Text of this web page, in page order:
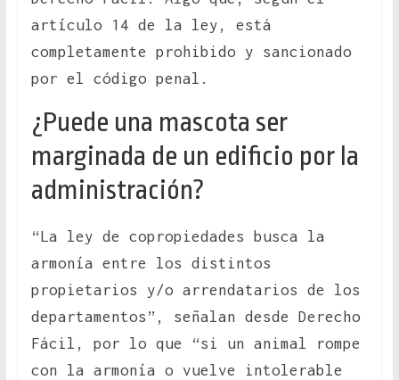
artículo 14 de la ley, está
completamente prohibido y sancionado
por el código penal.
¿Puede una mascota ser
marginada de un edificio por la
administración?
“La ley de copropiedades busca la
armonía entre los distintos
propietarios y/o arrendatarios de los
departamentos”, señalan desde Derecho
Fácil, por lo que “si un animal rompe
con la armonía o vuelve intolerable